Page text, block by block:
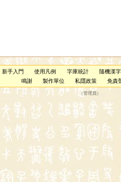
新手入門 使用凡例 字庫統計 隨機漢字
鳴謝
製作單位 私隱政策 免責
（管理員 ）